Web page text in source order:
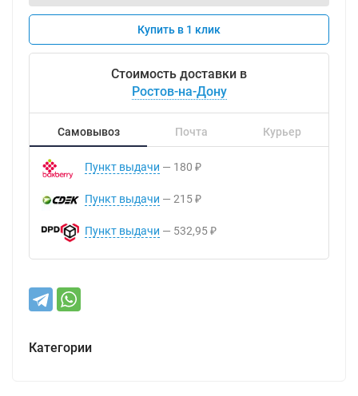
Купить в 1 клик
Стоимость доставки в
Ростов-на-Дону
Самовывоз Почта Курьер
Пункт выдачи 180 ₽
Пункт выдачи 215 ₽
Пункт выдачи 532,95 ₽
Категории